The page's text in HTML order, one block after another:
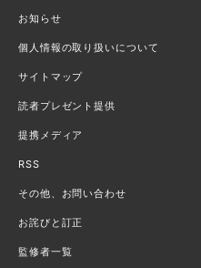
お知らせ
個人情報の取り扱いについて
サイトマップ
読者プレゼント提供
提携メディア
RSS
その他、お問い合わせ
お詫びと訂正
監修者一覧